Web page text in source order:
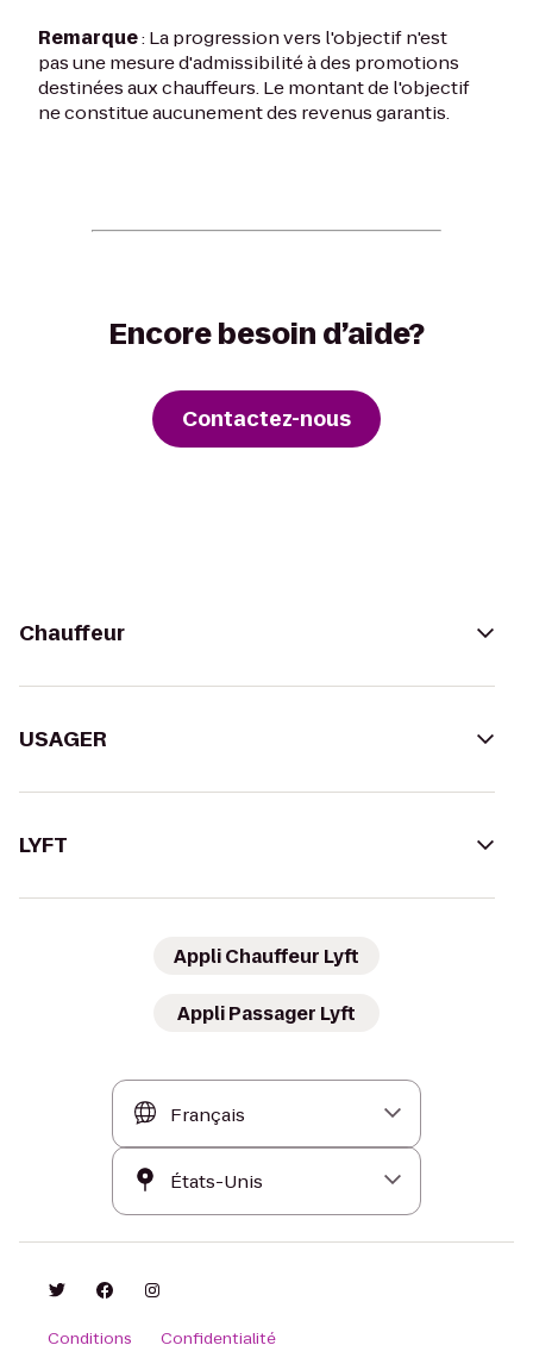
Remarque: La progression vers l'objectif n'est
pas une mesure d'admissibilité à des promotions
destinées aux chauffeurs. Le montant de l'objectif
ne constitue aucunement des revenus garantis.
Encore besoin d’aide?
Contactez-nous
Chauffeur
USAGER
LYFT
Appli Chauffeur Lyft
Appli Passager Lyft
Conditions Confidentialité